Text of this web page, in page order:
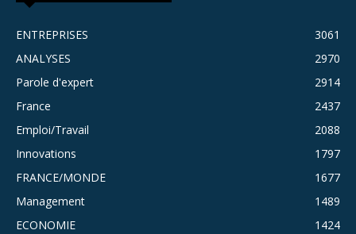
ENTREPRISES
3061
ANALYSES
2970
Parole d'expert
2914
France
2437
Emploi/Travail
2088
Innovations
1797
FRANCE/MONDE
1677
Management
1489
ECONOMIE
1424